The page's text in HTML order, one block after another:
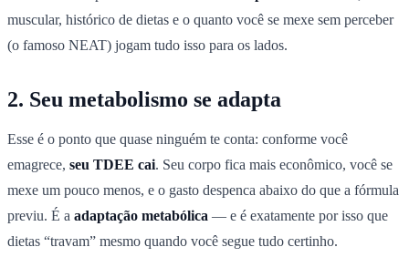
muscular, histórico de dietas e o quanto você se mexe sem perceber
(o famoso NEAT) jogam tudo isso para os lados.
2. Seu metabolismo se adapta
Esse é o ponto que quase ninguém te conta: conforme você
emagrece, seu TDEE cai. Seu corpo fica mais econômico, você se
mexe um pouco menos, e o gasto despenca abaixo do que a fórmula
previu. É a adaptação metabólica — e é exatamente por isso que
dietas “travam” mesmo quando você segue tudo certinho.